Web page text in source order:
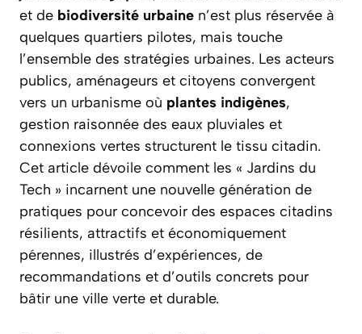
et de biodiversité urbaine n’est plus réservée à
quelques quartiers pilotes, mais touche
l’ensemble des stratégies urbaines. Les acteurs
publics, aménageurs et citoyens convergent
vers un urbanisme où plantes indigènes,
gestion raisonnée des eaux pluviales et
connexions vertes structurent le tissu citadin.
Cet article dévoile comment les « Jardins du
Tech » incarnent une nouvelle génération de
pratiques pour concevoir des espaces citadins
résilients, attractifs et économiquement
pérennes, illustrés d’expériences, de
recommandations et d’outils concrets pour
bâtir une ville verte et durable.